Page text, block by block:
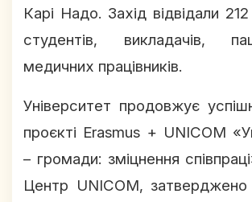
Карі Надо. Захід відвідали
студентів, викладачів,
медичних працівників.
Університет продовжує
проєкті Erasmus + UNICOM
– громади: зміцнення
Центр UNICOM,